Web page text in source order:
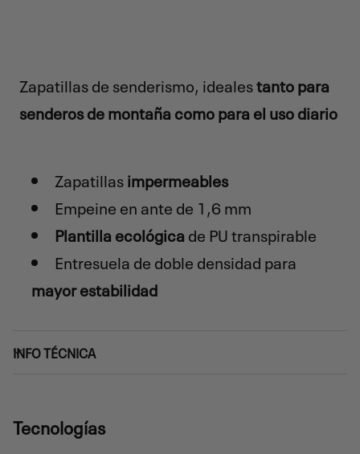
Zapatillas de senderismo, idealestanto para
senderos de montaña como para el uso diario
Zapatillasimpermeables
Empeine en ante de 1,6 mm
Plantilla ecológica de PU transpirable
Entresuela de doble densidad para
mayor estabilidad
INFO TÉCNICA
Tecnologías